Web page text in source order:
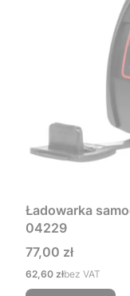
Ładowarka
04229
Cena
77,00 zł
Cena
62,60 złbez VAT